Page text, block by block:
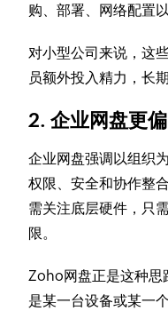
购、部署、网络配置
对小型公司来说，这
员额外投入精力，长
2. 企业网盘更
企业网盘强调以组织
权限、安全和协作整
需关注底层硬件，只
限。
Zoho网盘正是这种思
是某一台设备或某一个